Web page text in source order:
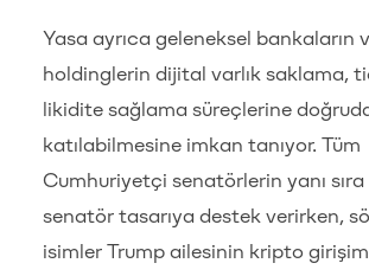
Yasa ayrıca geleneksel bankaların
holdinglerin dijital varlık saklama,
likidite sağlama süreçlerine
katılabilmesine imkan tanıyor. Tüm
Cumhuriyetçi senatörlerin yanı
senatör tasarıya destek verirken,
isimler Trump ailesinin kripto